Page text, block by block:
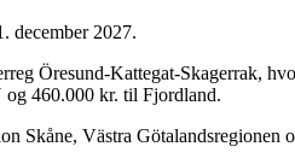
december 2027.
Öresund-Kattegat-Skagerrak,
460.000 kr. til Fjordland.
Skåne, Västra Götalandsregionen